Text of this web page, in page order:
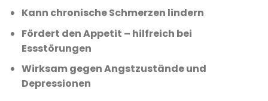
Kann chronische Schmerzen lindern
Fördert den Appetit – hilfreich bei
Essstörungen
Wirksam gegen Angstzustände und
Depressionen